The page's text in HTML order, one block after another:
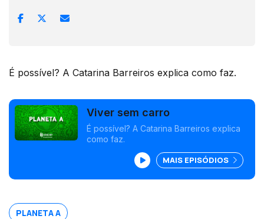
É possível? A Catarina Barreiros explica como faz.
Viver sem carro
É possível? A Catarina Barreiros explica
como faz.
MAIS EPISÓDIOS
PLANETA A